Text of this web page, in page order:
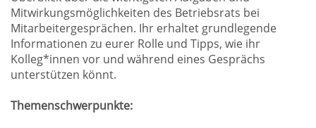
Mitwirkungsmöglichkeiten des Betriebsrats bei
Mitarbeitergesprächen. Ihr erhaltet grundlegende
Informationen zu eurer Rolle und Tipps, wie ihr
Kolleg*innen vor und während eines Gesprächs
unterstützen könnt.
Themenschwerpunkte: